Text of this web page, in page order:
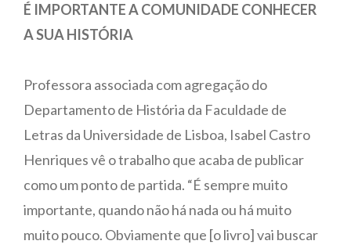
É IMPORTANTE A COMUNIDADE CONHECER
A SUA HISTÓRIA
Professora associada com agregação do
Departamento de História da Faculdade de
Letras da Universidade de Lisboa, Isabel Castro
Henriques vê o trabalho que acaba de publicar
como um ponto de partida. “É sempre muito
importante, quando não há nada ou há muito
muito pouco. Obviamente que [o livro] vai buscar